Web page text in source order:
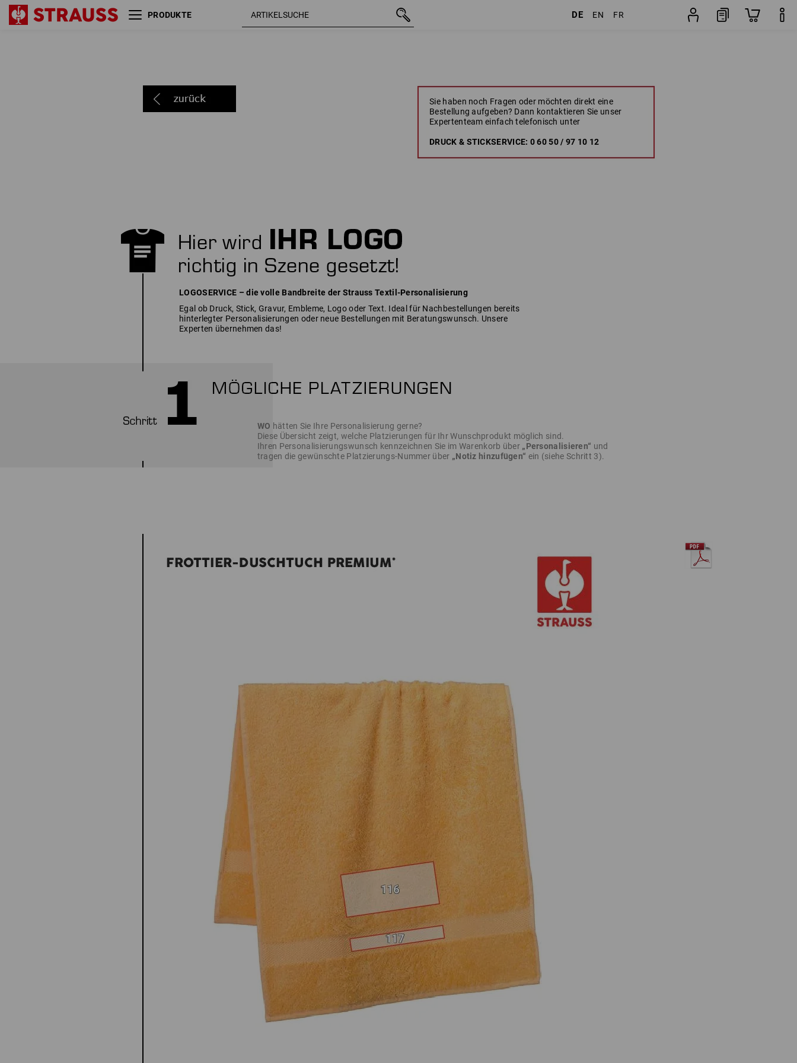
Sie haben noch Fragen oder möchten direkt eine
Bestellung aufgeben? Dann kontaktieren Sie unser
Expertenteam einfach telefonisch unter
DRUCK & STICKSERVICE: 0 60 50 / 97 10 12
WO hätten Sie Ihre Personalisierung gerne?
Diese Übersicht zeigt, welche Platzierungen für Ihr Wunschprodukt möglich sind.
Ihren Personalisierungswunsch kennzeichnen Sie im Warenkorb über „Personalisieren“ und
tragen die gewünschte Platzierungs-Nummer über „Notiz hinzufügen“ ein (siehe Schritt 3).
LOGOSERVICE – die volle Bandbreite der Strauss Textil-Personalisierung
Egal ob Druck, Stick, Gravur, Embleme, Logo oder Text. Ideal für Nachbestellungen bereits
hinterlegter Personalisierungen oder neue Bestellungen mit Beratungswunsch. Unsere
Experten übernehmen das!
PRODUKTE DE EN FR